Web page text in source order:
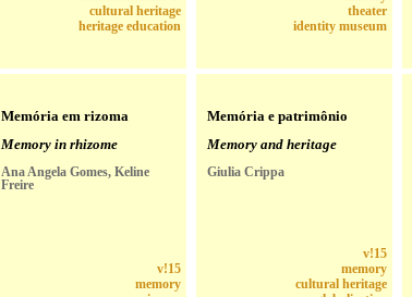
cultural heritage
heritage education
theater
identity museum
Memória em rizoma
Memory in rhizome
Ana Angela Gomes, Keline
Freire
v!15
memory
Memória e patrimônio
Memory and heritage
Giulia Crippa
v!15
memory
cultural heritage